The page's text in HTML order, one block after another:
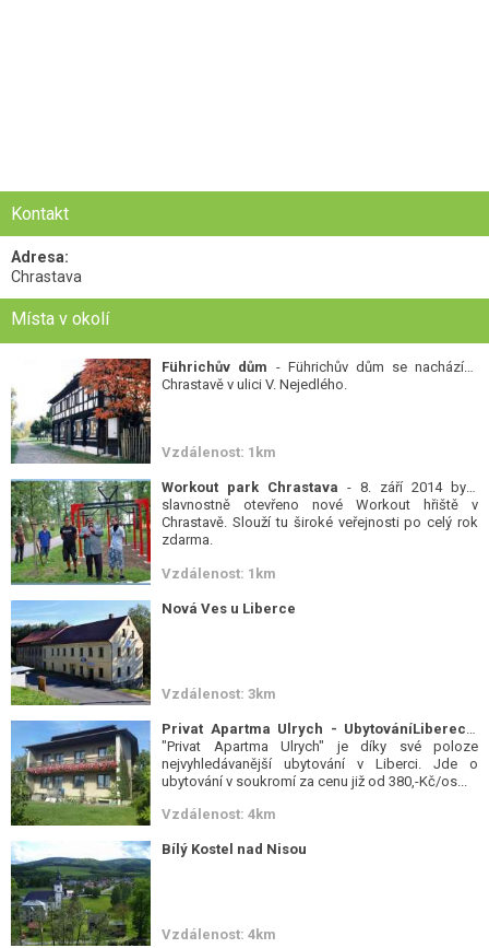
Kontakt
Adresa:
Chrastava
Místa v okolí
Führichův dům - Führichův dům se nachází v
Chrastavě v ulici V. Nejedlého.
Vzdálenost: 1km
Workout park Chrastava - 8. září 2014 bylo
slavnostně otevřeno nové Workout hřiště v
Chrastavě. Slouží tu široké veřejnosti po celý rok
zdarma.
Vzdálenost: 1km
Nová Ves u Liberce
Vzdálenost: 3km
"Privat Apartma Ulrych" je díky své poloze
nejvyhledávanější ubytování v Liberci. Jde o
ubytování v soukromí za cenu již od 380,-Kč/os...
Vzdálenost: 4km
Bílý Kostel nad Nisou
Vzdálenost: 4km